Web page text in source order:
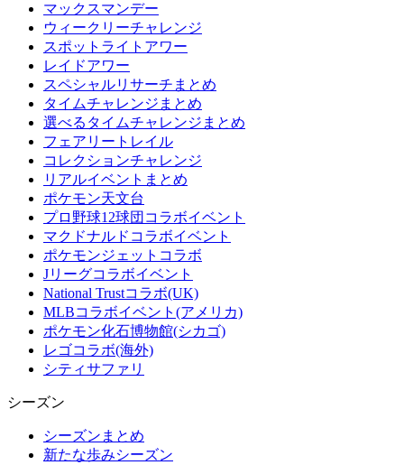
マックスマンデー
ウィークリーチャレンジ
スポットライトアワー
レイドアワー
スペシャルリサーチまとめ
タイムチャレンジまとめ
選べるタイムチャレンジまとめ
フェアリートレイル
コレクションチャレンジ
リアルイベントまとめ
ポケモン天文台
プロ野球12球団コラボイベント
マクドナルドコラボイベント
ポケモンジェットコラボ
Jリーグコラボイベント
National Trustコラボ(UK)
MLBコラボイベント(アメリカ)
ポケモン化石博物館(シカゴ)
レゴコラボ(海外)
シティサファリ
シーズン
シーズンまとめ
新たな歩みシーズン